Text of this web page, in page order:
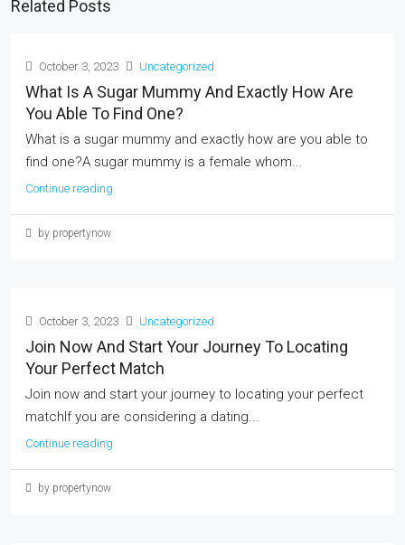
Related Posts
October 3, 2023 Uncategorized
What Is A Sugar Mummy And Exactly How Are
You Able To Find One?
What is a sugar mummy and exactly how are you able to
find one?A sugar mummy is a female whom...
Continue reading
by propertynow
October 3, 2023 Uncategorized
Join Now And Start Your Journey To Locating
Your Perfect Match
Join now and start your journey to locating your perfect
matchIf you are considering a dating...
Continue reading
by propertynow